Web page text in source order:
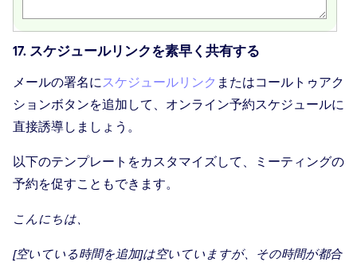
17. スケジュールリンクを素早く共有する
メールの署名にスケジュールリンク またはコールトゥアク
ションボタンを追加して、オンライン予約スケジュールに
直接誘導しましょう。
以下のテンプレートをカスタマイズして、ミーティングの
予約を促すこともできます。
こんにちは、
[空いている時間を追加]は空いていますが、その時間が都合